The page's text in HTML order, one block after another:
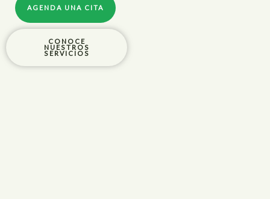
AGENDA UNA CITA
CONOCE
NUESTROS
SERVICIOS